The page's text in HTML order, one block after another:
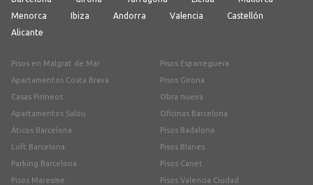
Menorca
Ibiza Andorra Valencia
Castellón
Alicante
Pisos en Malgrat de Mar
Apartamentos Costa Brava
Casas Pirineos
Apartamentos Salou
Áticos Barcelona
Loft Barcelona
Parking Barcelona
Pisos Maresme
Pisos Esparreguera
Pisos Girona
Obra nueva
Oficinas Barcelona
Pisos Badalona
Pisos Blanes
Pisos Canet
Pisos Valencia Ciudad